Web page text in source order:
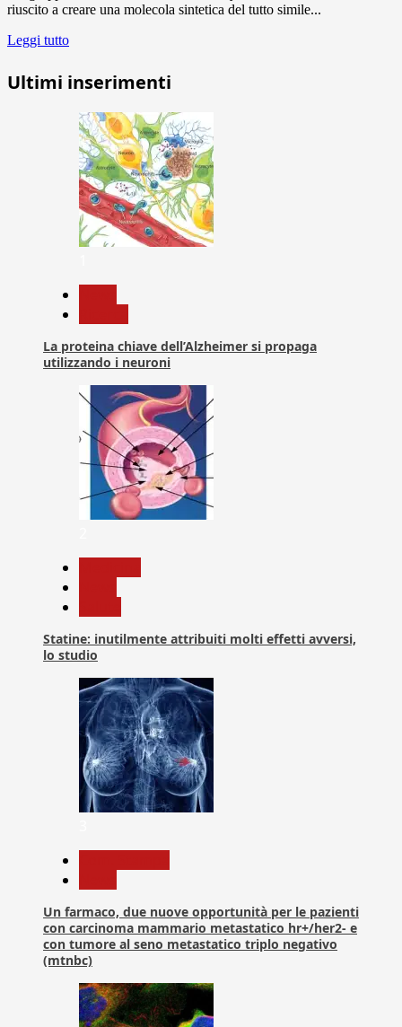
riuscito a creare una molecola sintetica del tutto simile...
Leggi tutto
Ultimi inserimenti
La proteina chiave dell’Alzheimer si propaga
utilizzando i neuroni
Statine: inutilmente attribuiti molti effetti avversi,
lo studio
Un farmaco, due nuove opportunità per le pazienti
con carcinoma mammario metastatico hr+/her2- e
con tumore al seno metastatico triplo negativo
(mtnbc)